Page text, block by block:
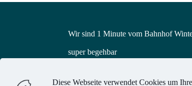
Wir sind 1 Minute vom Bahnhof
super begehbar
Diese Webseite verwendet Cookies um